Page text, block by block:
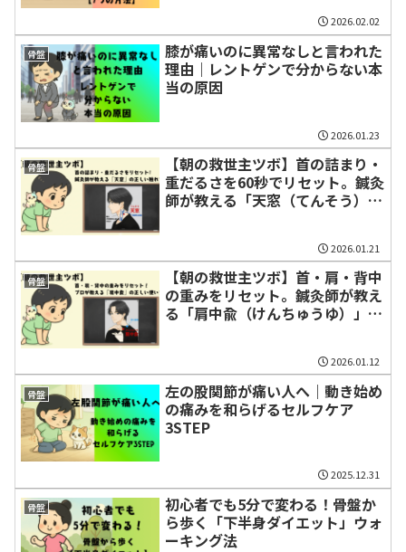
2026.02.02
骨盤
膝が痛いのに異常なしと言われた
理由｜レントゲンで分からない本
当の原因
2026.01.23
骨盤
【朝の救世主ツボ】首の詰まり・
重だるさを60秒でリセット。鍼灸
師が教える「天窓（てんそう）」
2026.01.21
骨盤
【朝の救世主ツボ】首・肩・背中
の重みをリセット。鍼灸師が教え
る「肩中兪（けんちゅうゆ）」の
2026.01.12
骨盤
左の股関節が痛い人へ｜動き始め
の痛みを和らげるセルフケア
3STEP
2025.12.31
骨盤
初心者でも5分で変わる！骨盤か
ら歩く「下半身ダイエット」ウォ
ーキング法